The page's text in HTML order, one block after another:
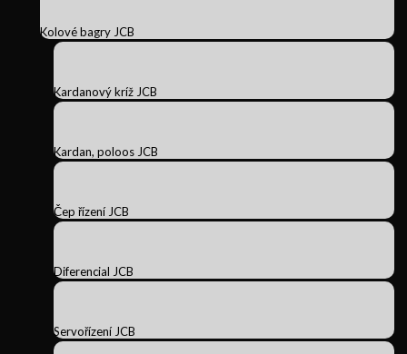
Kolové bagry JCB
Kardanový kríž JCB
Kardan, poloos JCB
Čep řízení JCB
Diferencial JCB
Servořízení JCB